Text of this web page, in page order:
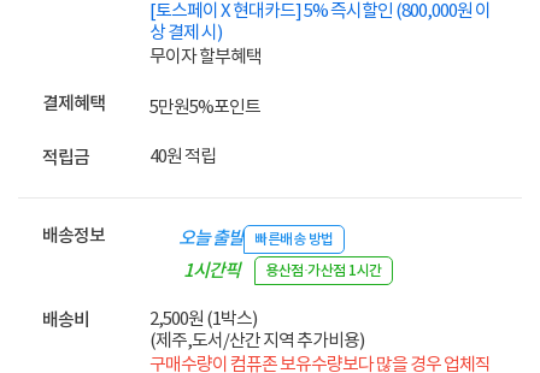
[토스페이 X 현대카드] 5% 즉시할인 (800,000원 이
상 결제 시)
무이자 할부혜택
결제혜택 5만원5%포인트
적립금 40원 적립
배송정보 오늘 출발 빠른배송 방법
1시간픽
용산점·가산점 1시간
배송비
2,500원 (1박스)
(제주,도서/산간 지역 추가비용)
구매수량이 컴퓨존 보유수량보다 많을 경우 업체직